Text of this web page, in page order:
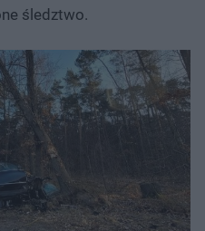
śledztwo.